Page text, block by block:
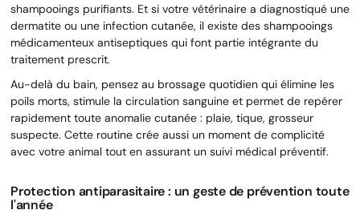
shampooings purifiants. Et si votre vétérinaire a diagnostiqué une
dermatite ou une infection cutanée, il existe des shampooings
médicamenteux antiseptiques qui font partie intégrante du
traitement prescrit.
Au-delà du bain, pensez au brossage quotidien qui élimine les
poils morts, stimule la circulation sanguine et permet de repérer
rapidement toute anomalie cutanée : plaie, tique, grosseur
suspecte. Cette routine crée aussi un moment de complicité
avec votre animal tout en assurant un suivi médical préventif.
Protection antiparasitaire : un geste de prévention toute
l'année